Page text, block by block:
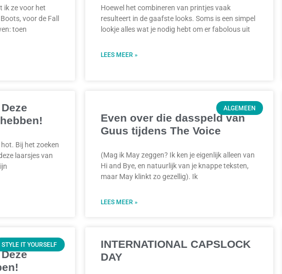
ik ze voor het
voor de Fall
toen
Hoewel het combineren van printjes vaak
resulteert in de gaafste looks. Soms is een simpel
lookje alles wat je nodig hebt om er fabolous uit
LEES MEER »
Bij het zoeken
laarsjes van
ALGEMEEN
Even over die dasspeld van
Guus tijdens The Voice
(Mag ik May zeggen? Ik ken je eigenlijk alleen van
Hi and Bye, en natuurlijk van je knappe teksten,
maar May klinkt zo gezellig). Ik
LEES MEER »
STYLE IT YOURSELF
INTERNATIONAL CAPSLOCK
DAY